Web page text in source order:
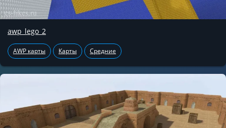
awp_lego_2
AWP карты Карты Средние